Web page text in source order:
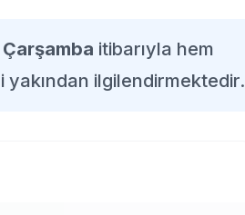
itibarıyla hem
ilgilendirmektedir.